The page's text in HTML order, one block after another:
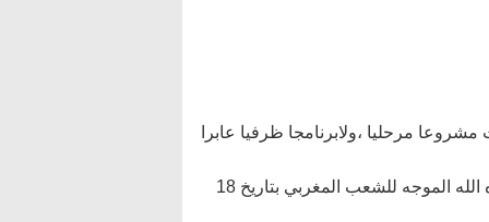
مرحليا ،ولابرنامجا ظرفيا عابرا
مقتطف من خطاب صاحب الجلالة الملك محمد السادس نصره الله الموجه للشعب المغربي بتاريخ 18